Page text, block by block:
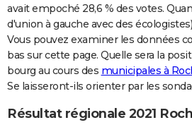
Bricolage
Lifestyle
Culture
Sport
Auto
Television
Voyage
Cinema
avait empoché 28,6 % des votes.
d'union à gauche avec des
Vous pouvez examiner les données
bas sur cette page. Quelle sera la
bourg au cours des municipales à
Se laisseront-ils orienter par les
Résultat régionale 2021